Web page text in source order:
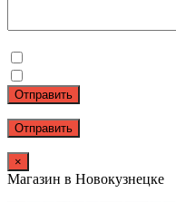
Отправить
×
Магазин в Новокузнецке